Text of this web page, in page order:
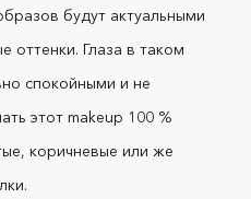
будут актуальными
оттенки. Глаза в таком
спокойными и не
этот makeup 100 %
коричневые или же